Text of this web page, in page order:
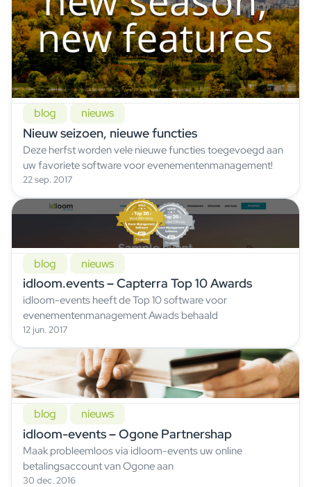
blog nieuws
Nieuw seizoen, nieuwe functies
Deze herfst worden vele nieuwe functies toegevoegd aan
uw favoriete software voor evenementenmanagement!
22 sep. 2017
blog nieuws
idloom.events – Capterra Top 10 Awards
idloom-events heeft de Top 10 software voor
evenementenmanagement Awads behaald
12 jun. 2017
blog nieuws
idloom-events – Ogone Partnershap
Maak probleemloos via idloom-events uw online
betalingsaccount van Ogone aan
30 dec. 2016